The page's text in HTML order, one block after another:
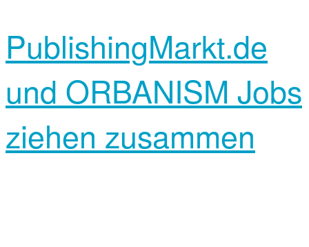
PublishingMarkt.de
und ORBANISM Jobs
ziehen zusammen